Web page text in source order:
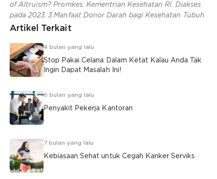
of Altruism? Promkes. Kementrian Kesehatan RI. Diakses
pada 2023. 3 Manfaat Donor Darah bagi Kesehatan Tubuh.
Artikel Terkait
4 bulan yang lalu
Stop Pakai Celana Dalam Ketat Kalau Anda Tak
Ingin Dapat Masalah Ini!
6 bulan yang lalu
Penyakit Pekerja Kantoran
7 bulan yang lalu
Kebiasaan Sehat untuk Cegah Kanker Serviks